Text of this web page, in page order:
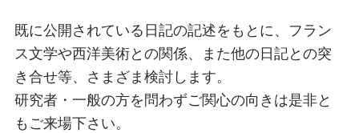
既に公開されている日記の記述をもとに、フラン
ス文学や西洋美術との関係、また他の日記との突
き合せ等、さまざま検討します。
研究者・一般の方を問わずご関心の向きは是非と
もご来場下さい。